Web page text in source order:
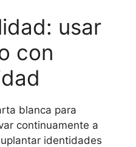
usar
con
blanca para
continuamente a
identidades